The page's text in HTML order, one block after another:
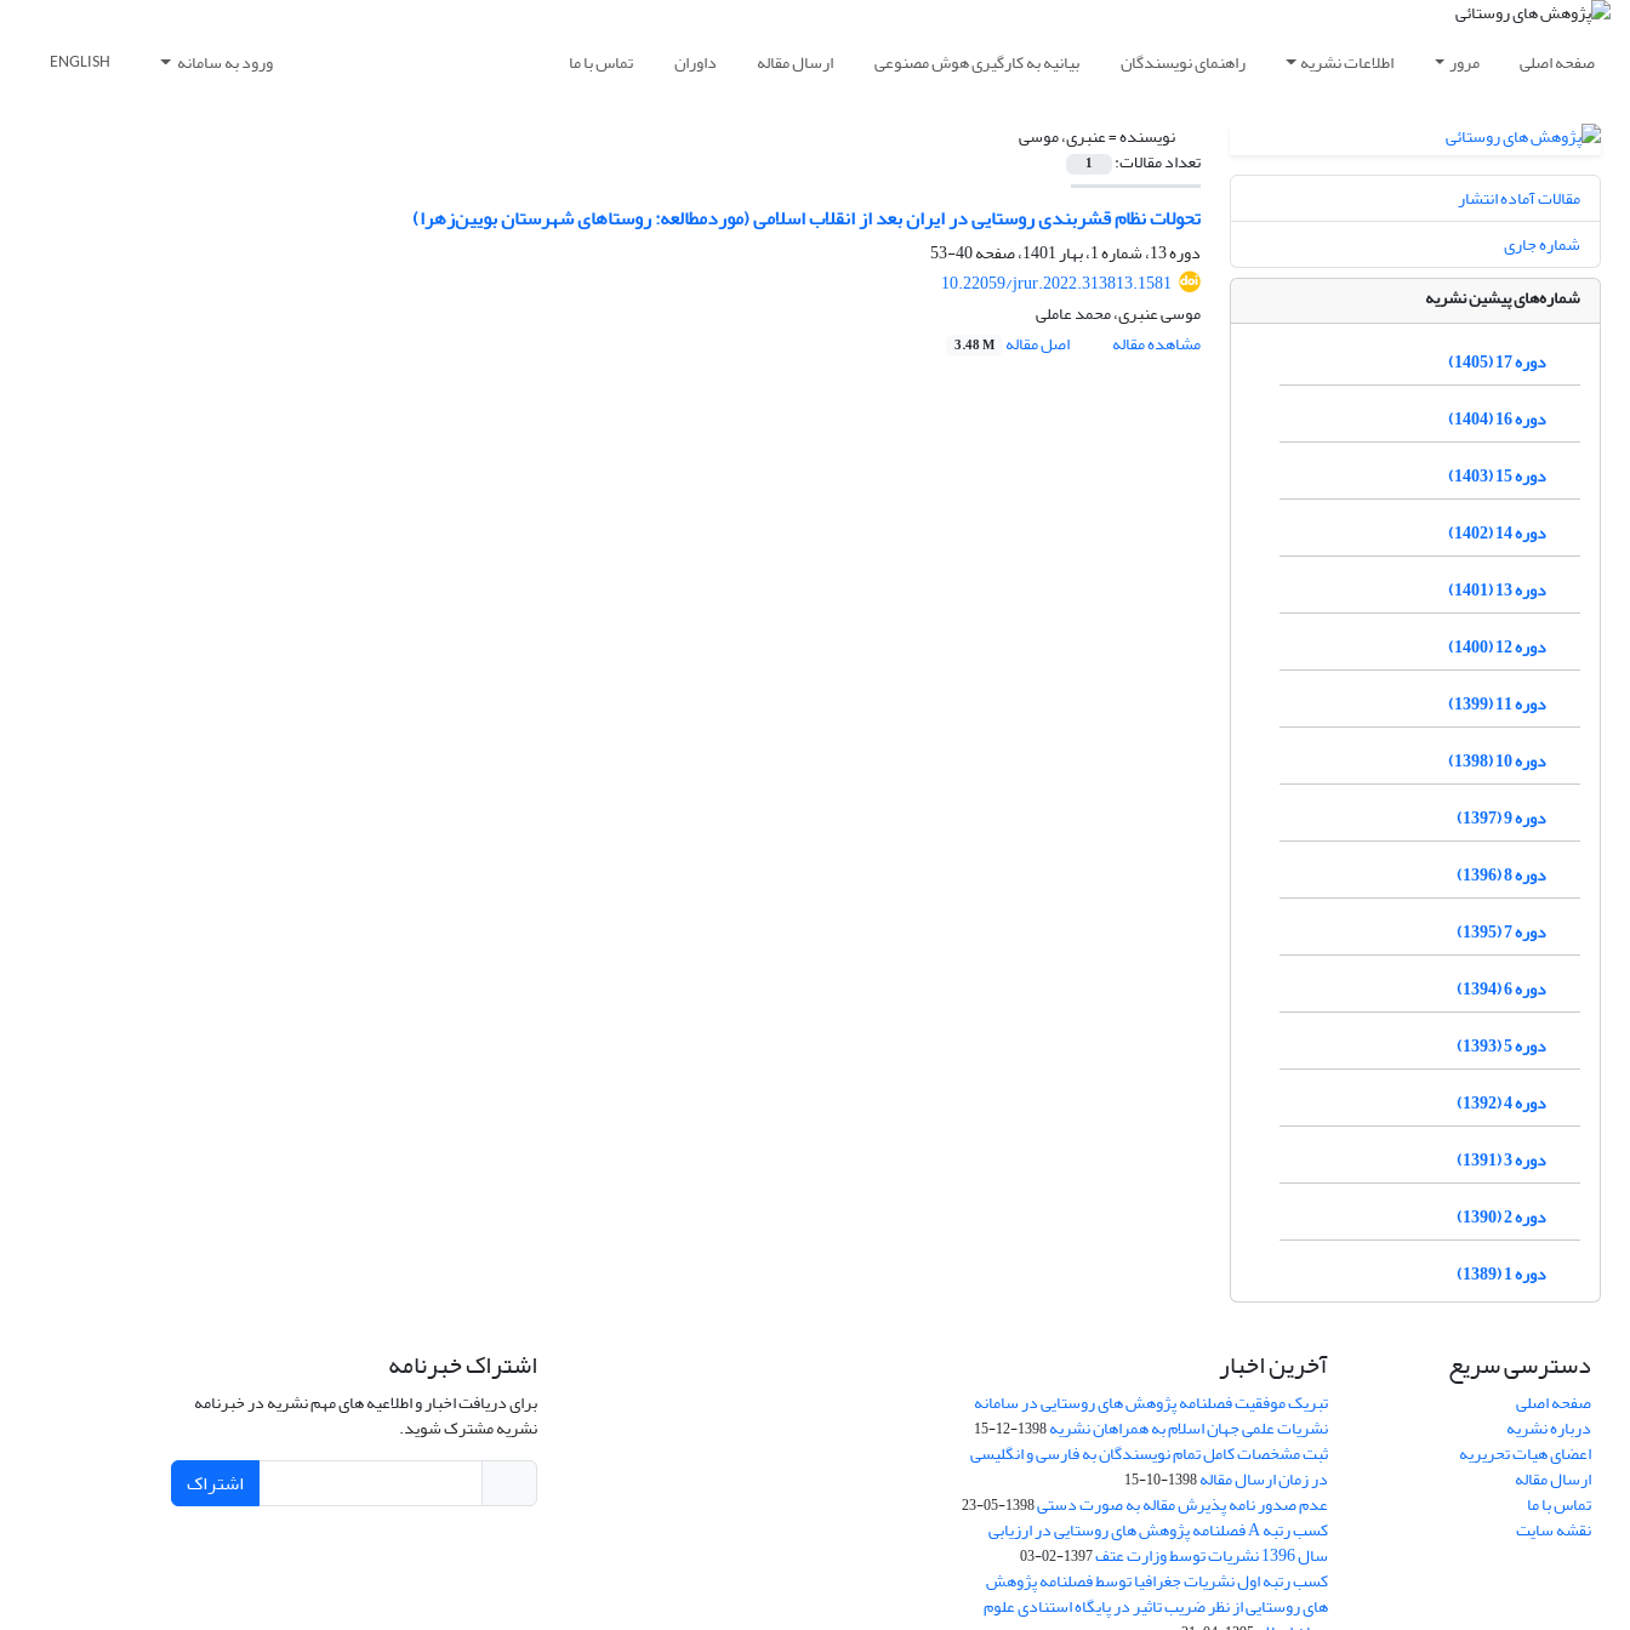
صفحه اصلی مرور اطلاعات نشریه راهنمای نویسندگان بیانیه به کارگیری هوش مصنوعی ارسال مقاله داوران تماس با ما ورود به سامانه ENGLISH
نویسنده =عنبری، موسی
تعداد مقالات: 1
تحولات نظام قشربندی روستایی در ایران بعد از انقلاب اسلامی (موردمطالعه: روستاهای شهرستان بویین‌زهرا)
دوره 13، شماره 1، بهار 1401، صفحه
40-53
10.22059/jrur.2022.313813.1581
موسی عنبری، محمد عاملی
مشاهده مقاله
اصل مقاله 3.48 M
مقالات آماده انتشار
شماره جاری
شماره‌های پیشین نشریه
دوره 17 (1405)
دوره 16 (1404)
دوره 15 (1403)
دوره 14 (1402)
دوره 13 (1401)
دوره 12 (1400)
دوره 11 (1399)
دوره 10 (1398)
دوره 9 (1397)
دوره 8 (1396)
دوره 7 (1395)
دوره 6 (1394)
دوره 5 (1393)
دوره 4 (1392)
دوره 3 (1391)
دوره 2 (1390)
دوره 1 (1389)
دسترسی سریع
صفحه اصلی
درباره نشریه
اعضای هیات تحریریه
ارسال مقاله
تماس با ما
نقشه سایت
آخرین اخبار
تبریک موفقیت فصلنامه پژوهش های روستایی در سامانه
نشریات علمی جهان اسلام به همراهان نشریه1398-12-15
ثبت مشخصات کامل تمام نویسندگان به فارسی و انگلیسی
در زمان ارسال مقاله1398-10-15
عدم صدور نامه پذیرش مقاله به صورت دستی1398-05-23
کسب رتبه A فصلنامه پژوهش های روستایی در ارزیابی
سال 1396 نشریات توسط وزارت عتف 1397-02-03
کسب رتبه اول نشریات جغرافیا توسط فصلنامه پژوهش
های روستایی از نظر ضریب تاثیر در پایگاه استنادی علوم
اشتراک خبرنامه
برای دریافت اخبار و اطلاعیه های مهم نشریه در خبرنامه
نشریه مشترک شوید.
اشتراک